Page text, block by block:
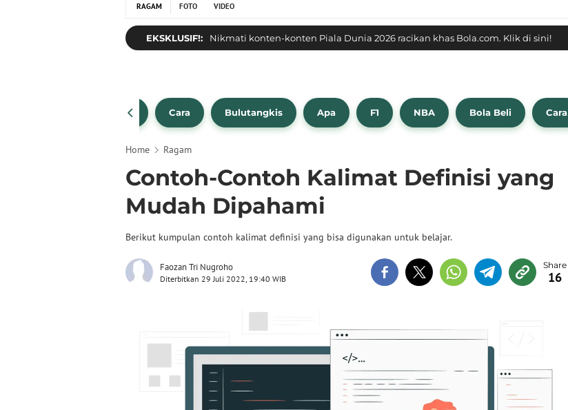
RAGAM FOTO VIDEO
EKSKLUSIF!: Nikmati konten-konten Piala Dunia 2026 racikan khas Bola.com. Klik di sini!
Bola Beli Cara Bulutangkis Apa F1 NBA Bola Beli Cara
Home Ragam
Contoh-Contoh Kalimat Definisi yang
Mudah Dipahami
Berikut kumpulan contoh kalimat definisi yang bisa digunakan untuk belajar.
Faozan Tri Nugroho
Diterbitkan 29 Juli 2022, 19:40 WIB 16